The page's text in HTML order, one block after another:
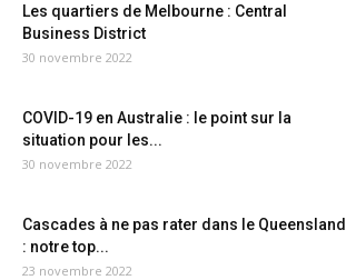
Les quartiers de Melbourne : Central
Business District
30 novembre 2022
COVID-19 en Australie : le point sur la
situation pour les...
30 novembre 2022
Cascades à ne pas rater dans le Queensland
: notre top...
23 novembre 2022